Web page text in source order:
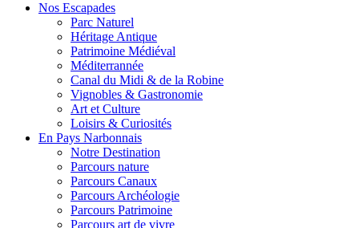
Nos Escapades
Parc Naturel
Héritage Antique
Patrimoine Médiéval
Méditerrannée
Canal du Midi & de la Robine
Vignobles & Gastronomie
Art et Culture
Loisirs & Curiosités
En Pays Narbonnais
Notre Destination
Parcours nature
Parcours Canaux
Parcours Archéologie
Parcours Patrimoine
Parcours art de vivre